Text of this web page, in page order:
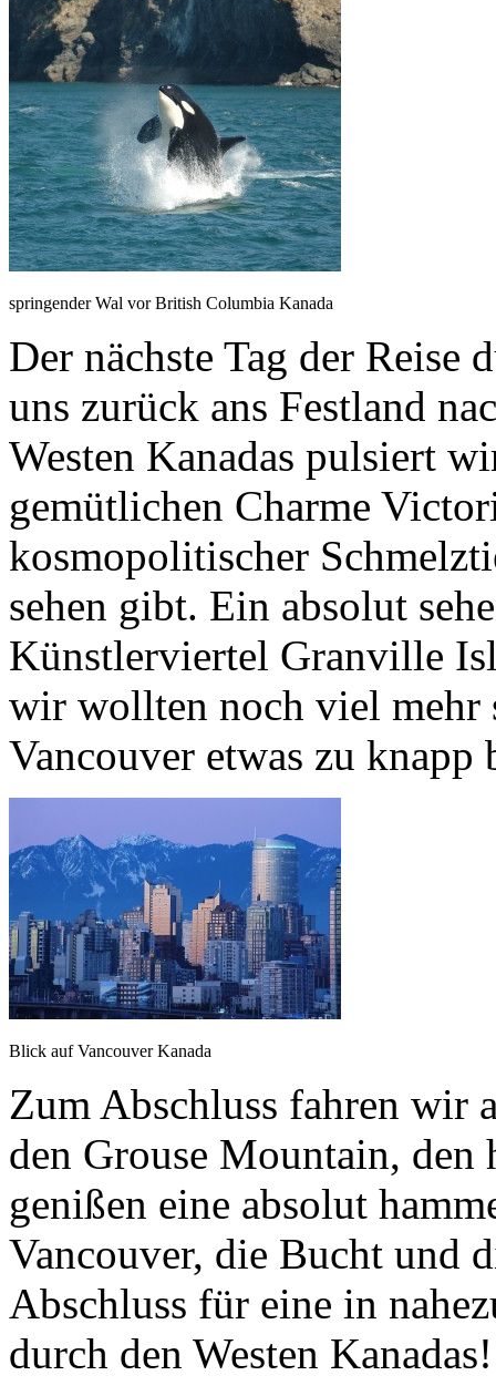
springender Wal vor British Columbia Kanada
Der nächste Tag der Reise
uns zurück ans Festland
Westen Kanadas pulsiert
gemütlichen Charme
kosmopolitischer
sehen gibt. Ein absolut
Künstlerviertel Granville
wir wollten noch viel mehr
Vancouver etwas zu knapp
Blick auf Vancouver Kanada
Zum Abschluss fahren wir
den Grouse Mountain, den
genißen eine absolut
Vancouver, die Bucht und
Abschluss für eine in
durch den Westen Kanadas!